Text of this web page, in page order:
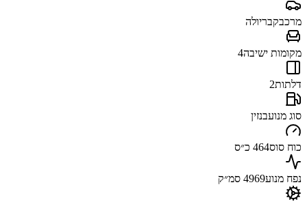
מרכבקבריולה
מקומות ישיבה4
דלתות2
סוג מנועבנזין
כוח סוס464 כ״ס
נפח מנוע4969 סמ״ק